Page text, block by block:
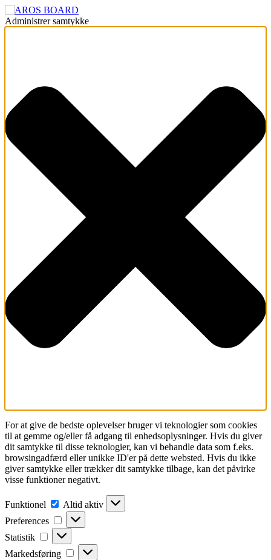
Administrer samtykke
For at give de bedste oplevelser bruger vi teknologier som cookies
til at gemme og/eller få adgang til enhedsoplysninger. Hvis du giver
dit samtykke til disse teknologier, kan vi behandle data som f.eks.
browsingadfærd eller unikke ID'er på dette websted. Hvis du ikke
giver samtykke eller trækker dit samtykke tilbage, kan det påvirke
visse funktioner negativt.
Funktionel Funktionel
Altid aktiv
Preferences
Preferences
Statistik Statistik
Markedsføring Markedsføring